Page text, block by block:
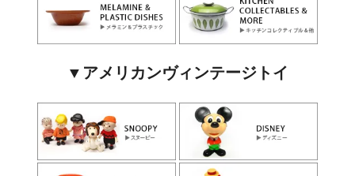
▼アメリカンヴィンテージトイ